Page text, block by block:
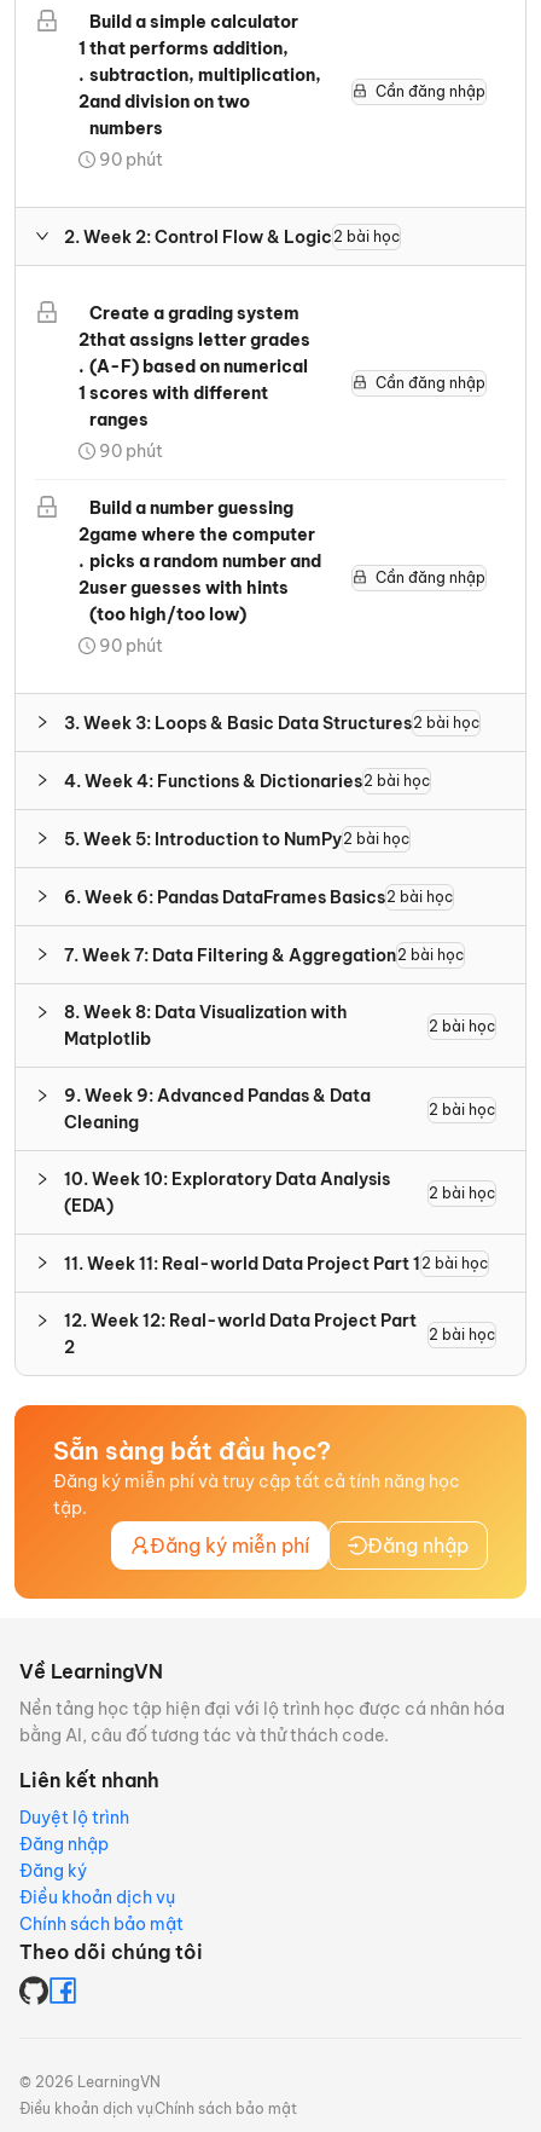
1
.
2
Build a simple calculator
that performs addition,
subtraction, multiplication,
and division on two
numbers
90 phút
Cần đăng nhập
2.Week 2: Control Flow & Logic 2 bài học
2
.
1
Create a grading system
that assigns letter grades
(A-F) based on numerical
scores with different
ranges
90 phút
Cần đăng nhập
2
.
2
Build a number guessing
game where the computer
picks a random number and
user guesses with hints
(too high/too low)
90 phút
Cần đăng nhập
3.Week 3: Loops & Basic Data Structures2 bài học
4.Week 4: Functions & Dictionaries2 bài học
5.Week 5: Introduction to NumPy2 bài học
6.Week 6: Pandas DataFrames Basics2 bài học
7.Week 7: Data Filtering & Aggregation2 bài học
8.Week 8: Data Visualization with
Matplotlib
2 bài học
9.Week 9: Advanced Pandas & Data
Cleaning
2 bài học
10.Week 10: Exploratory Data Analysis
(EDA)
2 bài học
11.Week 11: Real-world Data Project Part 1 2 bài học
12.Week 12: Real-world Data Project Part
2
2 bài học
Sẵn sàng bắt đầu học?
Đăng ký miễn phí và truy cập tất cả tính năng học
tập.
Đăng ký miễn phí Đăng nhập
Về LearningVN
Nền tảng học tập hiện đại với lộ trình học được cá nhân hóa
bằng AI, câu đố tương tác và thử thách code.
Liên kết nhanh
Duyệt lộ trình
Đăng nhập
Đăng ký
Điều khoản dịch vụ
Chính sách bảo mật
Theo dõi chúng tôi
© 2026 LearningVN
Điều khoản dịch vụChính sách bảo mật